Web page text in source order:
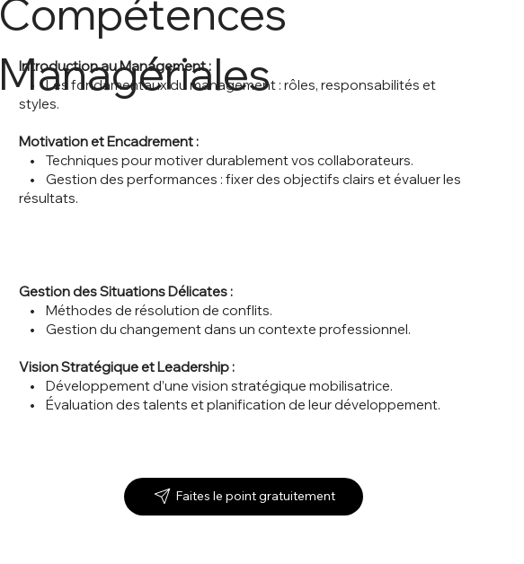
Compétences
Managériales
Introduction au Management :
• Les fondamentaux du management : rôles, responsabilités et
styles.
Motivation et Encadrement :
• Techniques pour motiver durablement vos collaborateurs.
• Gestion des performances : fixer des objectifs clairs et évaluer les
résultats.
Gestion des Situations Délicates :
• Méthodes de résolution de conflits.
• Gestion du changement dans un contexte professionnel.
Vision Stratégique et Leadership :
• Développement d’une vision stratégique mobilisatrice.
• Évaluation des talents et planification de leur développement.
Faites le point gratuitement